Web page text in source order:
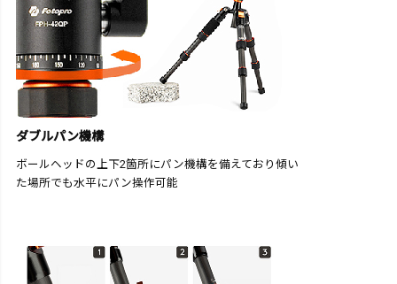
ダブルパン機構
ボールヘッドの上下2箇所にパン機構を備えており傾い
た場所でも水平にパン操作可能